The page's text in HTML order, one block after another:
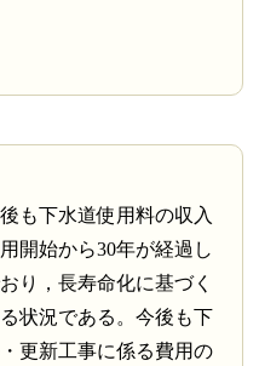
も下水道使用料の収入
開始から30年が経過し
り，長寿命化に基づく
状況である。今後も下
更新工事に係る費用の